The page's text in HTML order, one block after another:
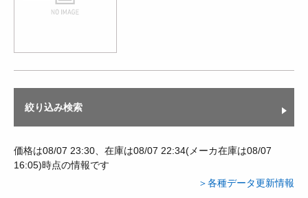
絞り込み検索
価格は08/07 23:30、在庫は08/07 22:34(メーカ在庫は08/07
16:05)時点の情報です
＞各種データ更新情報